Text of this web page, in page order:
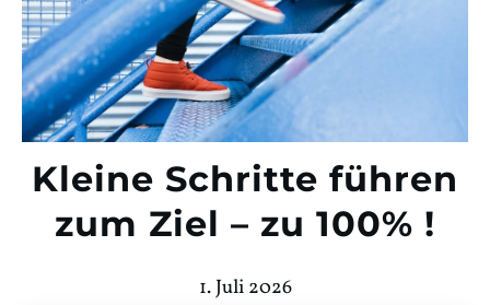
Kleine Schritte führen
zum Ziel – zu 100% !
1. Juli 2026